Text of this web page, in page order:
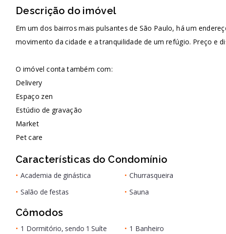
Descrição do imóvel
Em um dos bairros mais pulsantes de São Paulo, há um
movimento da cidade e a tranquilidade de um refúgio. Preço e
O imóvel conta também com:
Delivery
Espaço zen
Estúdio de gravação
Market
Pet care
Características do Condomínio
• Academia de ginástica • Churrasqueira
• Salão de festas • Sauna
Cômodos
• 1 Dormitório, sendo 1 Suíte • 1 Banheiro